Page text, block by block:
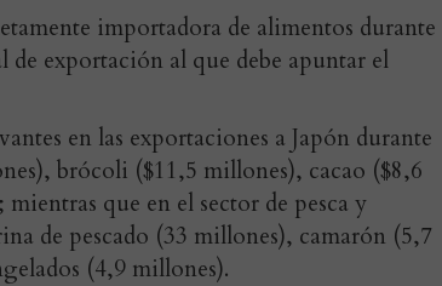
importadora de alimentos durante
exportación al que debe apuntar el
en las exportaciones a Japón durante
brócoli ($11,5 millones), cacao ($8,6
que en el sector de pesca y
de pescado (33 millones), camarón (5,7
(4,9 millones).